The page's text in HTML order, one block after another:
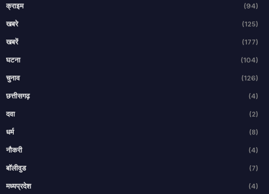
क्राइम (94)
खबरे (125)
खबरें (177)
घटना (104)
चुनाव (126)
छत्तीसगढ़ (4)
दवा (2)
धर्म (8)
नौकरी (4)
बॉलीवुड (7)
मध्यप्रदेश (4)